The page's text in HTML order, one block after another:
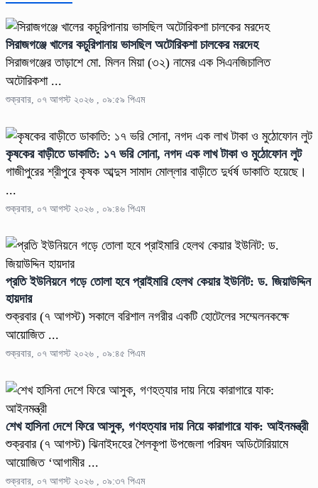
সিরাজগঞ্জে খালের কচুরিপানায় ভাসছিল অটোরিকশা চালকের মরদেহ
সিরাজগঞ্জের তাড়াশে মো. মিলন মিয়া (৩২) নামের এক সিএনজিচালিত
অটোরিকশা ...
শুক্রবার, ০৭ আগস্ট ২০২৬ , ০৯:৫৯ পিএম
কৃষকের বাড়ীতে ডাকাতি: ১৭ ভরি সোনা, নগদ এক লাখ টাকা ও মুঠোফোন লুট
গাজীপুরের শ্রীপুরে কৃষক আব্দুস সামাদ মোল্লার বাড়ীতে দুর্ধর্ষ ডাকাতি হয়েছে।
...
শুক্রবার, ০৭ আগস্ট ২০২৬ , ০৯:৪৬ পিএম
প্রতি ইউনিয়নে গড়ে তোলা হবে প্রাইমারি হেলথ কেয়ার ইউনিট: ড. জিয়াউদ্দিন
হায়দার
শুক্রবার (৭ আগস্ট) সকালে বরিশাল নগরীর একটি হোটেলের সম্মেলনকক্ষে
আয়োজিত ...
শুক্রবার, ০৭ আগস্ট ২০২৬ , ০৯:৪৫ পিএম
শেখ হাসিনা দেশে ফিরে আসুক, গণহত্যার দায় নিয়ে কারাগারে যাক: আইনমন্ত্রী
শুক্রবার (৭ আগস্ট) ঝিনাইদহের শৈলকূপা উপজেলা পরিষদ অডিটোরিয়ামে
আয়োজিত ‘আগামীর ...
শুক্রবার, ০৭ আগস্ট ২০২৬ , ০৯:৩৭ পিএম